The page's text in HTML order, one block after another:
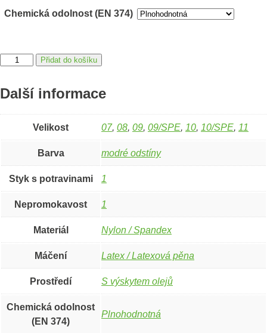
Chemická odolnost (EN 374)
ATG®
chemické
MaxiChem®
76-
730
TRItech™
Přidat do košíku
Další informace
Velikost 07, 08, 09, 09/SPE, 10, 10/SPE, 11
Barva modré odstíny
Styk s potravinami 1
Nepromokavost 1
Materiál Nylon / Spandex
Máčení Latex / Latexová pěna
Prostředí S výskytem olejů
Chemická odolnost
(EN 374)
Plnohodnotná